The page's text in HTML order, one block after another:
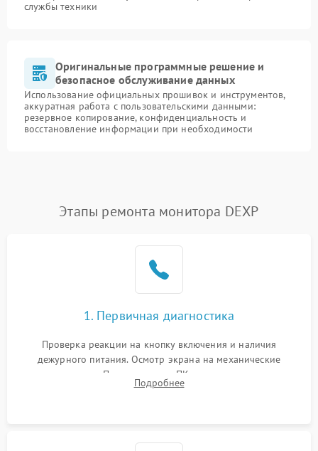
службы техники
Оригинальные программные решение и
безопасное обслуживание данных
Использование официальных прошивок и инструментов,
аккуратная работа с пользовательскими данными:
резервное копирование, конфиденциальность и
восстановление информации при необходимости
Этапы ремонта монитора DEXP
1. Первичная диагностика
Проверка реакции на кнопку включения и наличия
дежурного питания. Осмотр экрана на механические
повреждения. Подключение к ПК для оценки вывода
изображения, работы подсветки и выявления артефактов на
Подробнее